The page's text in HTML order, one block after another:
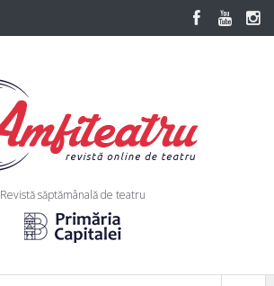
Revistă săptămânală de teatru